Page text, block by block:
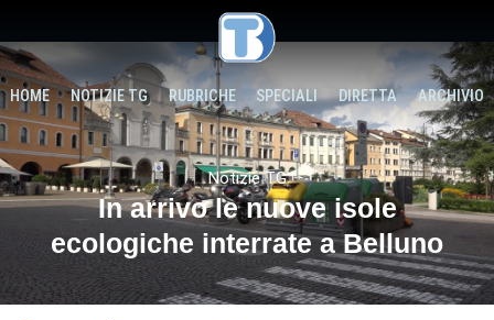
HOME NOTIZIE TG RUBRICHE SPECIALI DIRETTA ARCHIVIO
Notizie TG
In arrivo le nuove isole
ecologiche interrate a Belluno